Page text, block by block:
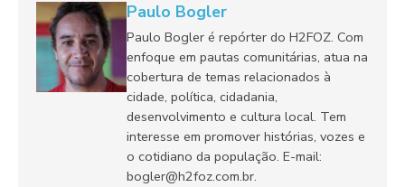
Paulo Bogler
Paulo Bogler é repórter do H2FOZ. Com
enfoque em pautas comunitárias, atua na
cobertura de temas relacionados à
cidade, política, cidadania,
desenvolvimento e cultura local. Tem
interesse em promover histórias, vozes e
o cotidiano da população. E-mail:
bogler@h2foz.com.br.